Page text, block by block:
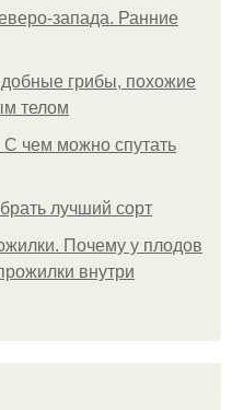
запада. Ранние
грибы, похожие
телом
чем можно спутать
лучший сорт
Почему у плодов
внутри